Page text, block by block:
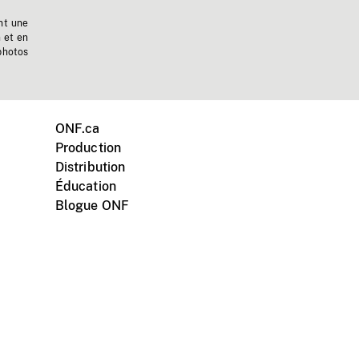
une
et en
ONF.ca
Production
Distribution
Éducation
Blogue ONF